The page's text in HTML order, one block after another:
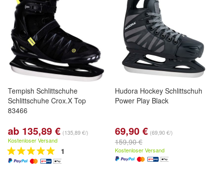
Tempish Schlittschuhe
Schlittschuhe Crox.X Top
83466
ab 135,89 € (135,89 €/)
Kostenloser Versand
1
Hudora Hockey Schlittschuh
Power Play Black
69,90 € (69,90 €/)
159,90 €
Kostenloser Versand